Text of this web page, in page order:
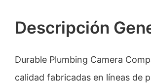
Descripción
Durable Plumbing Camera
calidad fabricadas en líneas de